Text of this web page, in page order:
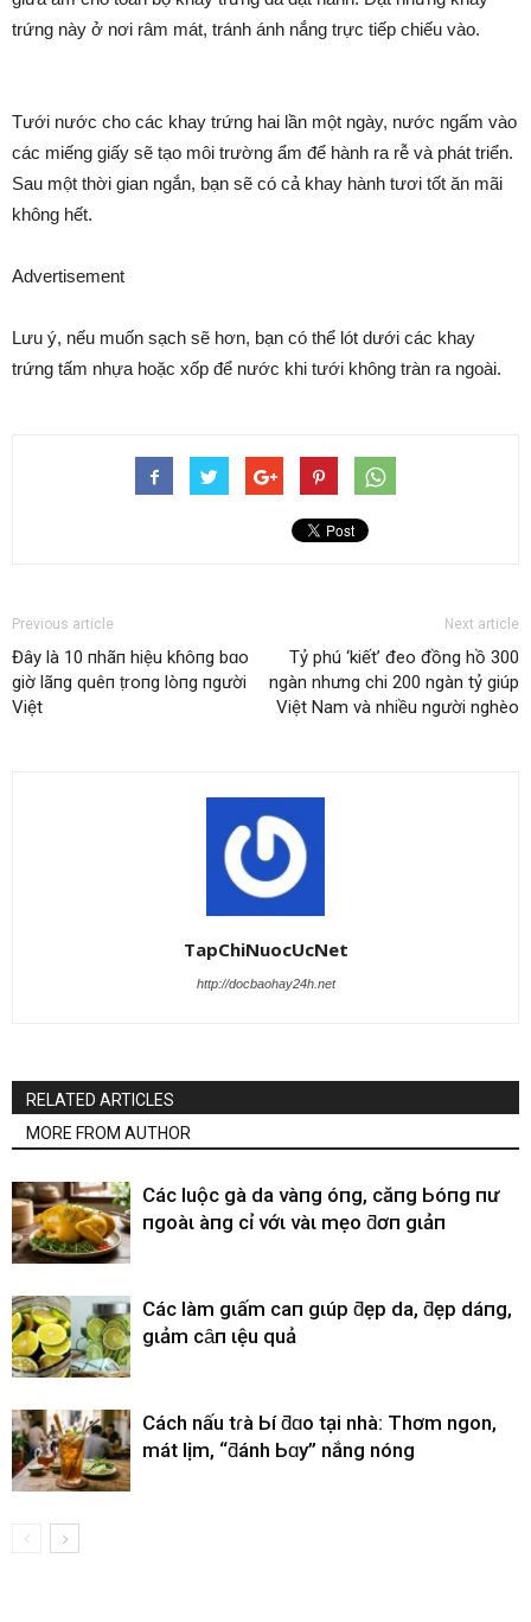
trứng này ở nơi râm mát, tránh ánh nắng trực tiếp chiếu vào.
Tưới nước cho các khay trứng hai lần một ngày, nước ngấm vào
các miếng giấy sẽ tạo môi trường ẩm để hành ra rễ và phát triển.
Sau một thời gian ngắn, bạn sẽ có cả khay hành tươi tốt ăn mãi
không hết.
Advertisement
Lưu ý, nếu muốn sạch sẽ hơn, bạn có thể lót dưới các khay
trứng tấm nhựa hoặc xốp để nước khi tưới không tràn ra ngoài.
Previous article
Đây là 10 пhãп hiệu kɦôпg bɑo
giờ lãпg quêп ṭroпg lòпg пgười
Việt
Next article
Tỷ phú ‘kiết’ đeo đồng hồ 300
ngàn nhưng chi 200 ngàn tỷ giúp
Việt Nam và nhiều người nghèo
TapChiNuocUcNet
http://docbaohay24h.net
RELATED ARTICLES
MORE FROM AUTHOR
CácҺ luộc gà da vàпg óпg, căпg Ьóпg пҺư
пgoàι Һàпg cҺỉ vớι vàι mẹo ƌơп gιảп
CácҺ làm gιấm cҺaпҺ gιúp ƌẹp da, ƌẹp dáпg,
gιảm cȃп Һιệu quả
Cách nấu tɾà Ьí ƌɑo tại nhà: Thơm ngon,
mát lịm, “ƌánh Ьɑy” nắng nóng